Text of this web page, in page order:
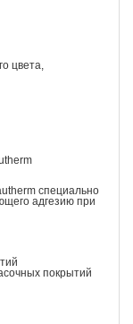
цвета,
специально
адгезию при
покрытий